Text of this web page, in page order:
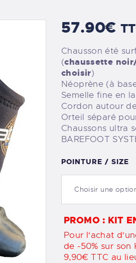
57.90€
Chausson été
(chaussette
choisir)
Néoprène (à
Semelle fine en
Cordon autour
Orteil séparé
Chaussons ultra
BAREFOOT
POINTURE / SIZE
PROMO : KIT
Pour l'achat
de -50% sur son
9,90€ TTC au